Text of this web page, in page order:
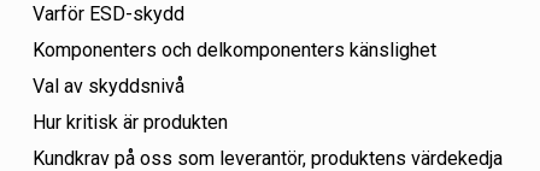
Varför ESD-skydd
Komponenters och delkomponenters känslighet
Val av skyddsnivå
Hur kritisk är produkten
Kundkrav på oss som leverantör, produktens värdekedja